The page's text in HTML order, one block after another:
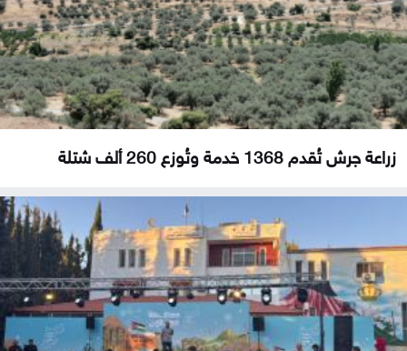
زراعة جرش تُقدم 1368 خدمة وتُوزع 260 ألف شتلة